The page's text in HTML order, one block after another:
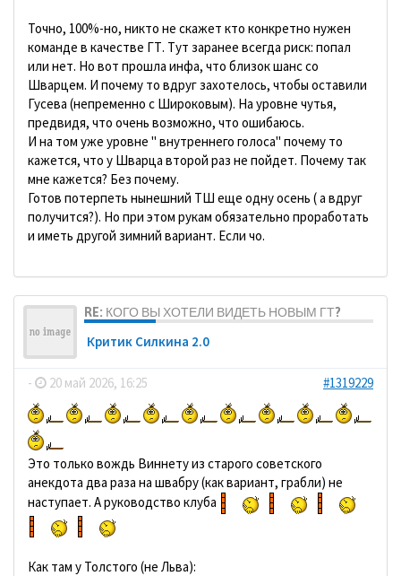
Точно, 100%-но, никто не скажет кто конкретно нужен
команде в качестве ГТ. Тут заранее всегда риск: попал
или нет. Но вот прошла инфа, что близок шанс со
Шварцем. И почему то вдруг захотелось, чтобы оставили
Гусева (непременно с Широковым). На уровне чутья,
предвидя, что очень возможно, что ошибаюсь.
И на том уже уровне " внутреннего голоса" почему то
кажется, что у Шварца второй раз не пойдет. Почему так
мне кажется? Без почему.
Готов потерпеть нынешний ТШ еще одну осень ( а вдруг
получится?). Но при этом рукам обязательно проработать
и иметь другой зимний вариант. Если чо.
RE: КОГО ВЫ ХОТЕЛИ ВИДЕТЬ НОВЫМ ГТ?
Критик Силкина 2.0
- 20 май 2026, 16:25 #1319229
Это только вождь Виннету из старого советского
анекдота два раза на швабру (как вариант, грабли) не
наступает. А руководство клуба
Как там у Толстого (не Льва):